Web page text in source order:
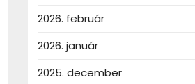
2026. február
2026. január
2025. december